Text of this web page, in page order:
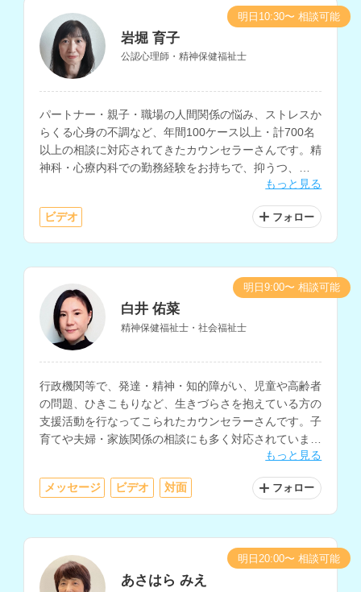
岩堀 育子
公認心理師・精神保健福祉士
パートナー・親子・職場の人間関係の悩み、ストレスか
らくる心身の不調など、年間100ケース以上・計700名
以上の相談に対応されてきたカウンセラーさんです。精
神科・心療内科での勤務経験をお持ちで、抑うつ、
PTSDの相談も得意とされているほか、コーチングにも
もっと見る
ビデオ フォロー
明日10:30〜 相談可能
白井 佑菜
精神保健福祉士・社会福祉士
行政機関等で、発達・精神・知的障がい、児童や高齢者
の問題、ひきこもりなど、生きづらさを抱えている方の
支援活動を行なってこられたカウンセラーさんです。子
育てや夫婦・家族関係の相談にも多く対応されていま
もっと見る
メッセージ ビデオ 対面 フォロー
明日9:00〜 相談可能
あさはら みえ
明日20:00〜 相談可能